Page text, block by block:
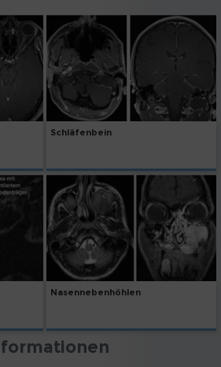
Schläfenbein
Nasennebenhöhlen